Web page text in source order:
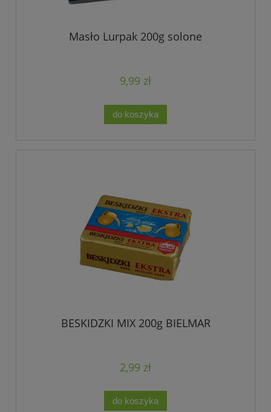
Masło Lurpak 200g solone
9,99 zł
do koszyka
BESKIDZKI MIX 200g BIELMAR
2,99 zł
do koszyka